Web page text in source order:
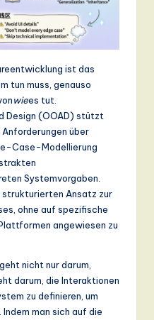
ist das
tun muss, genauso
wiees tut.
Design (OOAD) stützt
über
Case-Modellierung
Systemvorgaben.
Ansatz zur
ohne auf spezifische
angewiesen zu
nicht nur darum,
darum, die Interaktionen
zu definieren, um
man sich auf die